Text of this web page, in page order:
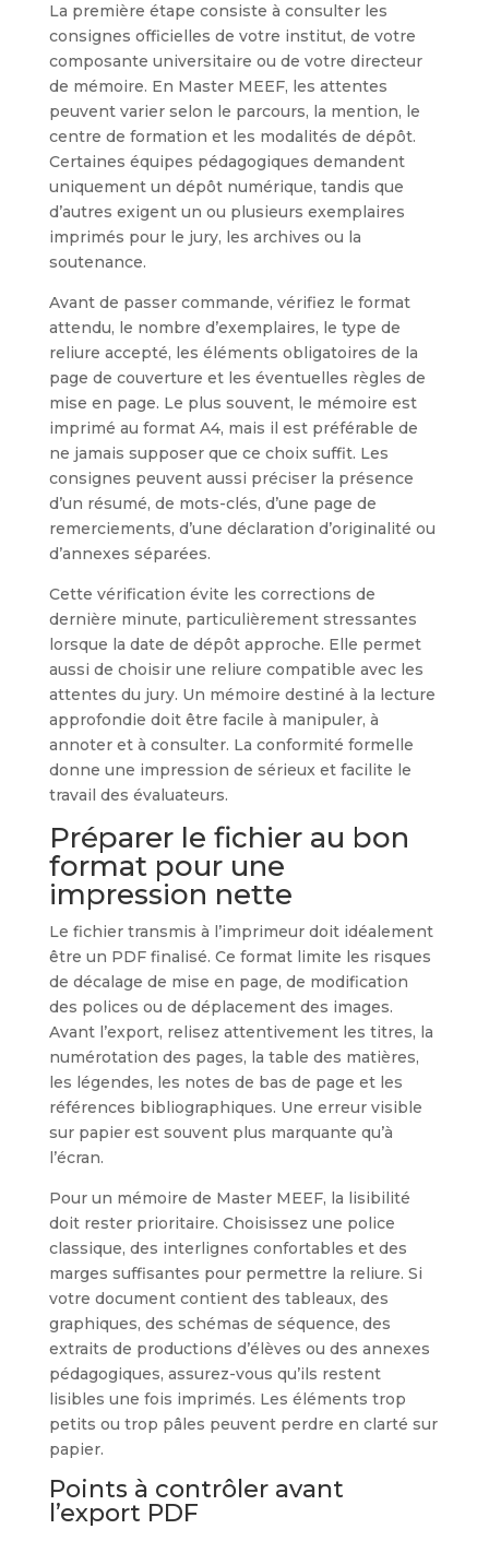
La première étape consiste à consulter les
consignes officielles de votre institut, de votre
composante universitaire ou de votre directeur
de mémoire. En Master MEEF, les attentes
peuvent varier selon le parcours, la mention, le
centre de formation et les modalités de dépôt.
Certaines équipes pédagogiques demandent
uniquement un dépôt numérique, tandis que
d’autres exigent un ou plusieurs exemplaires
imprimés pour le jury, les archives ou la
soutenance.
Avant de passer commande, vérifiez le format
attendu, le nombre d’exemplaires, le type de
reliure accepté, les éléments obligatoires de la
page de couverture et les éventuelles règles de
mise en page. Le plus souvent, le mémoire est
imprimé au format A4, mais il est préférable de
ne jamais supposer que ce choix suffit. Les
consignes peuvent aussi préciser la présence
d’un résumé, de mots-clés, d’une page de
remerciements, d’une déclaration d’originalité ou
d’annexes séparées.
Cette vérification évite les corrections de
dernière minute, particulièrement stressantes
lorsque la date de dépôt approche. Elle permet
aussi de choisir une reliure compatible avec les
attentes du jury. Un mémoire destiné à la lecture
approfondie doit être facile à manipuler, à
annoter et à consulter. La conformité formelle
donne une impression de sérieux et facilite le
travail des évaluateurs.
Préparer le fichier au bon
format pour une
impression nette
Le fichier transmis à l’imprimeur doit idéalement
être un PDF finalisé. Ce format limite les risques
de décalage de mise en page, de modification
des polices ou de déplacement des images.
Avant l’export, relisez attentivement les titres, la
numérotation des pages, la table des matières,
les légendes, les notes de bas de page et les
références bibliographiques. Une erreur visible
sur papier est souvent plus marquante qu’à
l’écran.
Pour un mémoire de Master MEEF, la lisibilité
doit rester prioritaire. Choisissez une police
classique, des interlignes confortables et des
marges suffisantes pour permettre la reliure. Si
votre document contient des tableaux, des
graphiques, des schémas de séquence, des
extraits de productions d’élèves ou des annexes
pédagogiques, assurez-vous qu’ils restent
lisibles une fois imprimés. Les éléments trop
petits ou trop pâles peuvent perdre en clarté sur
papier.
Points à contrôler avant
l’export PDF